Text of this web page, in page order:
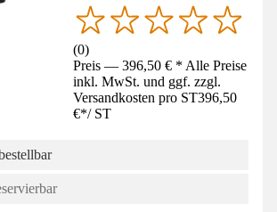
(0)
Preis — 396,50 € * Alle Preise
inkl. MwSt. und ggf. zzgl.
Versandkosten pro ST396,50
€*/ ST